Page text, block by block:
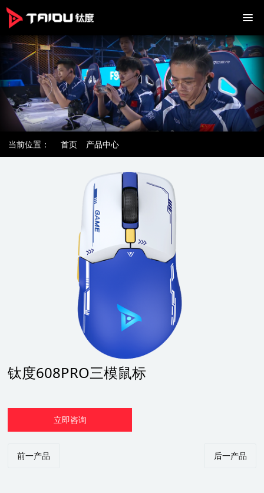
当前位置： 首页 产品中心
钛度608PRO三模鼠标
立即咨询
前一产品 后一产品